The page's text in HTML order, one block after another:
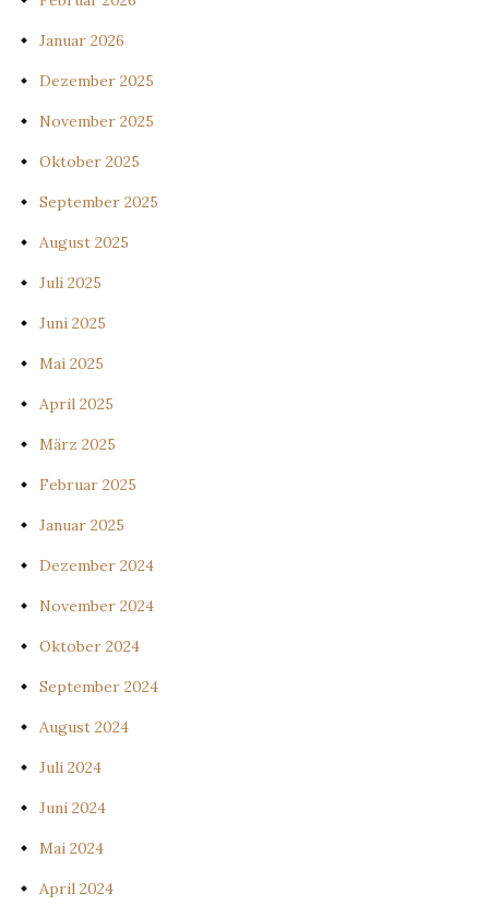
Januar 2026
Dezember 2025
November 2025
Oktober 2025
September 2025
August 2025
Juli 2025
Juni 2025
Mai 2025
April 2025
März 2025
Februar 2025
Januar 2025
Dezember 2024
November 2024
Oktober 2024
September 2024
August 2024
Juli 2024
Juni 2024
Mai 2024
April 2024